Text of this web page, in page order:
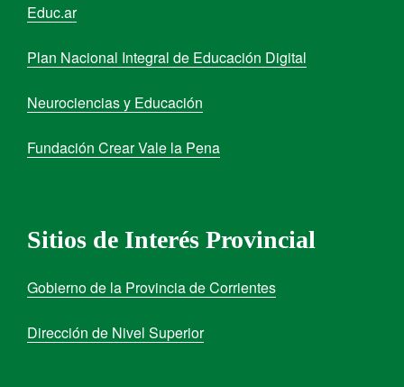
Educ.ar
Plan Nacional Integral de Educación Digital
Neurociencias y Educación
Fundación Crear Vale la Pena
Sitios de Interés Provincial
Gobierno de la Provincia de Corrientes
Dirección de Nivel Superior